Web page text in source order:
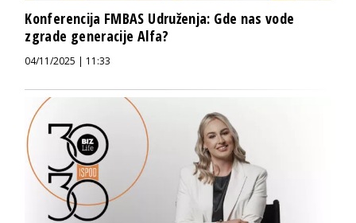
Konferencija FMBAS Udruženja: Gde nas vode
zgrade generacije Alfa?
04/11/2025 | 11:33